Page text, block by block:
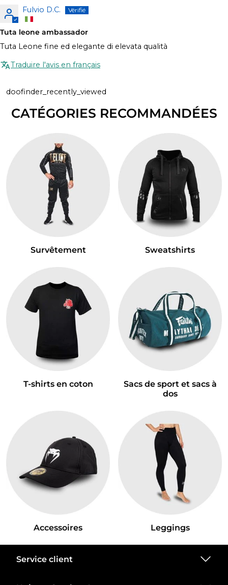
Fulvio D.C.
Tuta leone ambassador
Tuta Leone fine ed elegante di elevata qualità
Traduire l'avis en français
doofinder_recently_viewed
CATÉGORIES RECOMMANDÉES
Survêtement Sweatshirts
T-shirts en coton
Sacs de sport et sacs à
dos
Accessoires Leggings
Service client